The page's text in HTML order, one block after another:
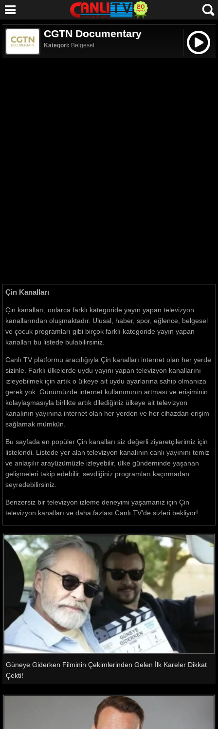
CGTN Documentary
Kategori: Belgesel
Çin Kanalları
Çin kanalları, onlarca farklı kategoride yayın yapan televizyon
kanallarından oluşmaktadır. Ulusal, haber, spor, eğlence, belgesel
ve çocuk programları gibi birçok farklı kategoride yayın yapan
kanalları bu listede bulabilirsiniz.
Canlı TV platformu aracılığıyla Çin kanalları internet olan her yerde
sizinle. Farklı ülkelerde uydu yayını yapan televizyon kanallarını
izleyebilmek için artık o ülkeye ait uydu ayarlarına sahip olmanıza
gerek yok. Günümüzde internet kullanımının artması ve erişiminin
kolaylaşmasıyla birlikte artık dilediğiniz ülkeye ait televizyon
kanalının yayınına internet olan her yerden ve her cihazdan erişim
sağlamak mümkün.
Bu sayfada en popüler Çin kanalları siz değerli ziyaretçilerimiz için
listelendi. Listede yer alan televizyon kanalının canlı yayınını temiz
ve anlaşılır arayüzümüzle izleyebilir, ülke gündeminde yaşanan
gelişmeleri takip edebilir, sevdiğiniz programları kaçırmadan
seyredebilirsiniz.
Benzersiz bir televizyon izleme deneyimi yaşamanız için Çin
televizyon kanalları ve daha fazlası Canlı TV’de sizleri bekliyor!
Güneye Giderken Filminin Çekimlerinden Gelen İlk Kareler Dikkat
Çekti!